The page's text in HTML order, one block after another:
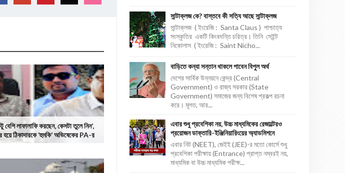
বেশি লাফালাফি করছেন, কেসটা তুলে নিন’,
হয়ে ঠিকাদারকে ‘হুমকি’ অভিষেকের PA-র
সান্টাক্লজ কে? বাস্তবে কী সত্যি আছে সান্টাক্লজ
সান্টাক্লজ ( ইংরেজি : Santa Claus ) পাশ্চাত্য
সংস্কৃতির একটি কিংবদন্তি চরিত্র। তিনি সেইন্ট
নিকোলাস ( ইংরেজি : Saint Nicho...
বাড়িতে কন্যা সন্তান থাকলে পাবেন বিপুল অর্থ
দেশের সার্বিক উন্নয়নে কেন্দ্র (Central
Government) ও রাজ্য সরকার (State
Government) সমাজের জন্য বিশেষ প্রকল্প রচনা
করে। মূলত, আর...
এবার শুধু প্রবেশিকা নয়, উচ্চ মাধ্যমিকের রেজাল্টেরও
প্রয়োজন ডাক্তারি-ইঞ্জিনিয়ারিংয়ের অ্যাডমিশনে
এবার নিট (NEET), জেইই (JEE)-র মতো কোর্সে শুধু
প্রবেশিকা পরীক্ষায় (Entrance) প্রাপ্ত নম্বরই নয়,
মাধ্যমিক বা উচ্চ মাধ্যমিক পরীক্ষ...